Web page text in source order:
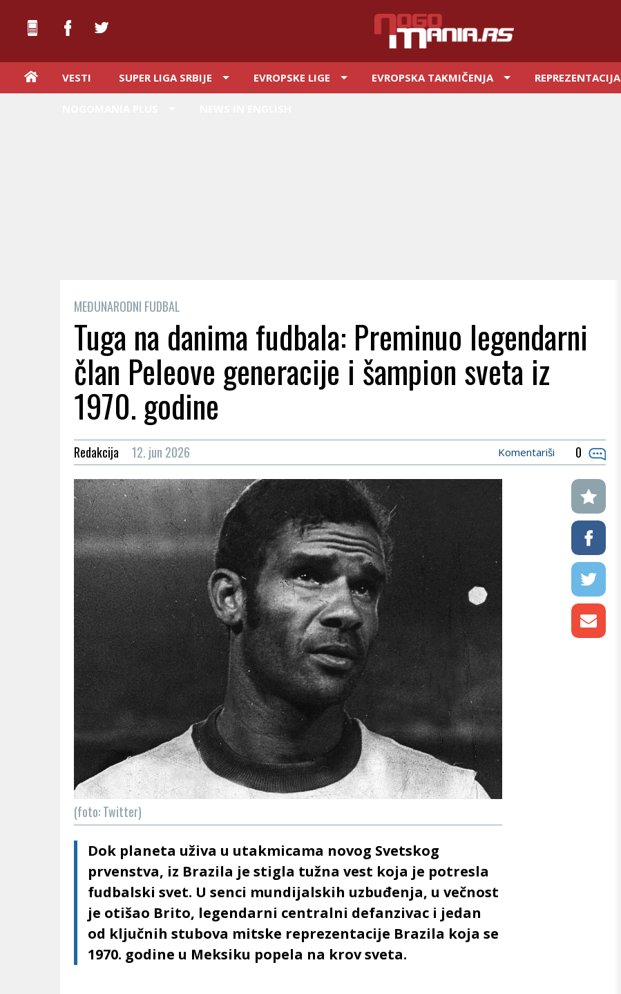
VESTI SUPER LIGA SRBIJE EVROPSKE LIGE EVROPSKA TAKMIČENJA REPREZENTACIJA
MEĐUNARODNI FUDBAL
Tuga na danima fudbala: Preminuo legendarni
član Peleove generacije i šampion sveta iz
1970. godine
Redakcija 12. jun 2026 0
Komentariši
(foto: Twitter)
Dok planeta uživa u utakmicama novog Svetskog
prvenstva, iz Brazila je stigla tužna vest koja je potresla
fudbalski svet. U senci mundijalskih uzbuđenja, u večnost
je otišao Brito, legendarni centralni defanzivac i jedan
od ključnih stubova mitske reprezentacije Brazila koja se
1970. godine u Meksiku popela na krov sveta.